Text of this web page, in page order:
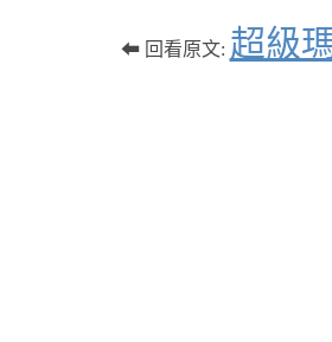
⬅ 回看原文: 超級